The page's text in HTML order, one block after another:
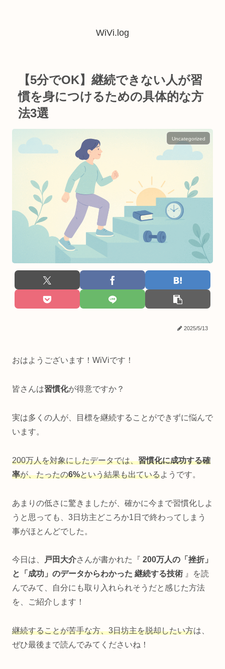
WiVi.log
【5分でOK】継続できない人が習
慣を身につけるための具体的な方
法3選
Uncategorized
2025/5/13
おはようございます！WiViです！
皆さんは習慣化が得意ですか？
実は多くの人が、目標を継続することができずに悩んで
います。
200万人を対象にしたデータでは、習慣化に成功する確
率が、たったの6%という結果も出ているようです。
あまりの低さに驚きましたが、確かに今まで習慣化しよ
うと思っても、3日坊主どころか1日で終わってしまう
事がほとんどでした。
今日は、 戸田大介さんが書かれた『 200万人の「挫折」
と「成功」のデータからわかった 継続する技術 』を読
んでみて、自分にも取り入れられそうだと感じた方法
を、ご紹介します！
継続することが苦手な方、3日坊主を脱却したい方は、
ぜひ最後まで読んでみてくださいね！